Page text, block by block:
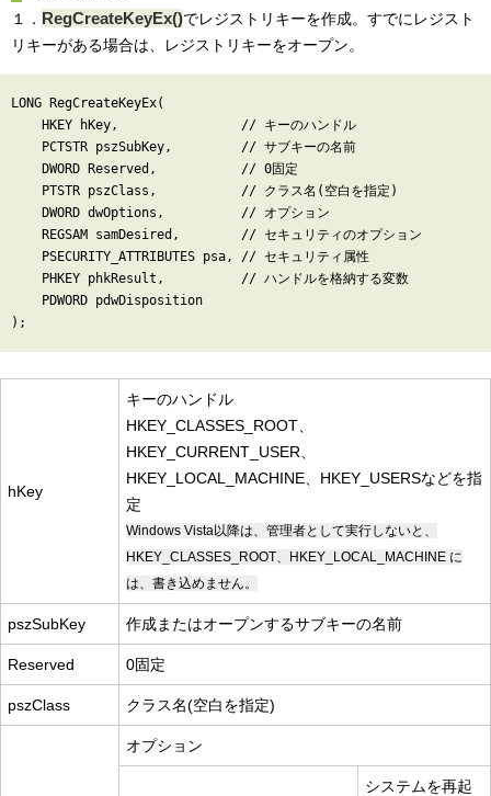
１． RegCreateKeyEx()でレジストリキーを作成。すでにレジスト
リキーがある場合は、レジストリキーをオープン。
LONG RegCreateKeyEx(
    HKEY hKey,                // キーのハンドル
    PCTSTR pszSubKey,         // サブキーの名前
    DWORD Reserved,           // 0固定
    PTSTR pszClass,           // クラス名(空白を指定)
    DWORD dwOptions,          // オプション
    REGSAM samDesired,        // セキュリティのオプション
    PSECURITY_ATTRIBUTES psa, // セキュリティ属性
    PHKEY phkResult,          // ハンドルを格納する変数
    PDWORD pdwDisposition
hKey
キーのハンドル
HKEY_CLASSES_ROOT、
HKEY_CURRENT_USER、
HKEY_LOCAL_MACHINE、HKEY_USERSなどを指
定
Windows Vista以降は、管理者として実行しないと、
HKEY_CLASSES_ROOT、HKEY_LOCAL_MACHINE に
は、書き込めません。
pszSubKey 作成またはオープンするサブキーの名前
Reserved 0固定
pszClass クラス名(空白を指定)
オプション
システムを再起